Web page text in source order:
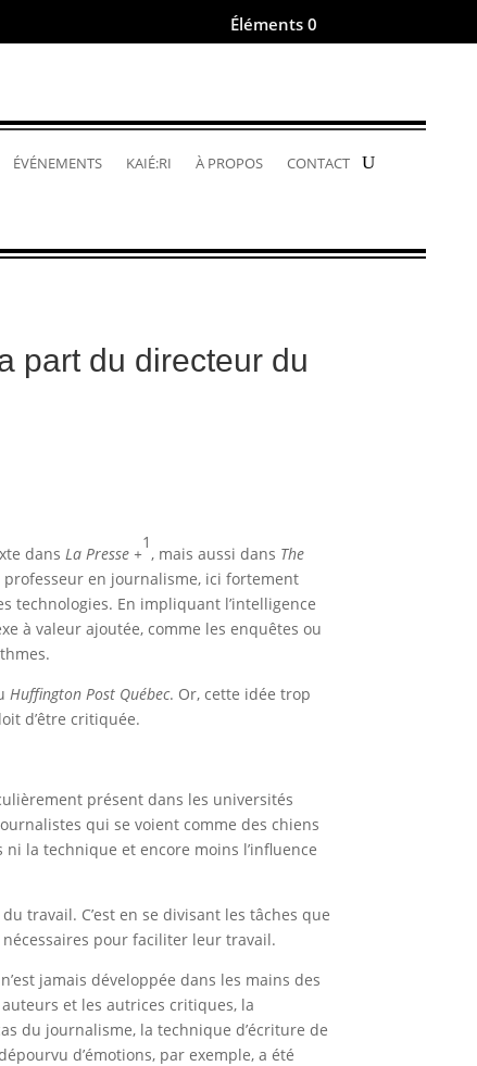
Éléments 0
ÉVÉNEMENTS KAIÉ:RI À PROPOS CONTACT
part du directeur du
dans La Presse +
1
, mais aussi dans The
professeur en journalisme, ici fortement
technologies. En impliquant l’intelligence
à valeur ajoutée, comme les enquêtes ou
Huffington Post Québec. Or, cette idée trop
d’être critiquée.
présent dans les universités
qui se voient comme des chiens
la technique et encore moins l’influence
travail. C’est en se divisant les tâches que
pour faciliter leur travail.
jamais développée dans les mains des
et les autrices critiques, la
du journalisme, la technique d’écriture de
d’émotions, par exemple, a été